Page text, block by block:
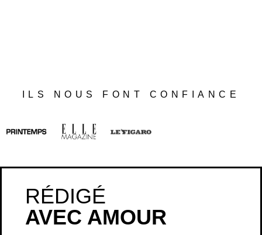
ILS NOUS FONT CONFIANCE
RÉDIGÉ
AVEC AMOUR